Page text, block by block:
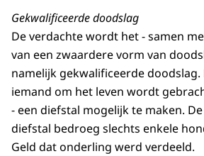
Gekwalificeerde doodslag
De verdachte wordt het - samen
van een zwaardere vorm van
namelijk gekwalificeerde
iemand om het leven wordt
- een diefstal mogelijk te maken.
diefstal bedroeg slechts enkele
Geld dat onderling werd verdeeld.